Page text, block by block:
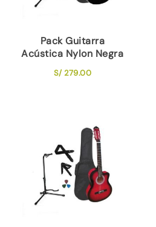
Pack Guitarra
Acústica Nylon Negra
S/279.00